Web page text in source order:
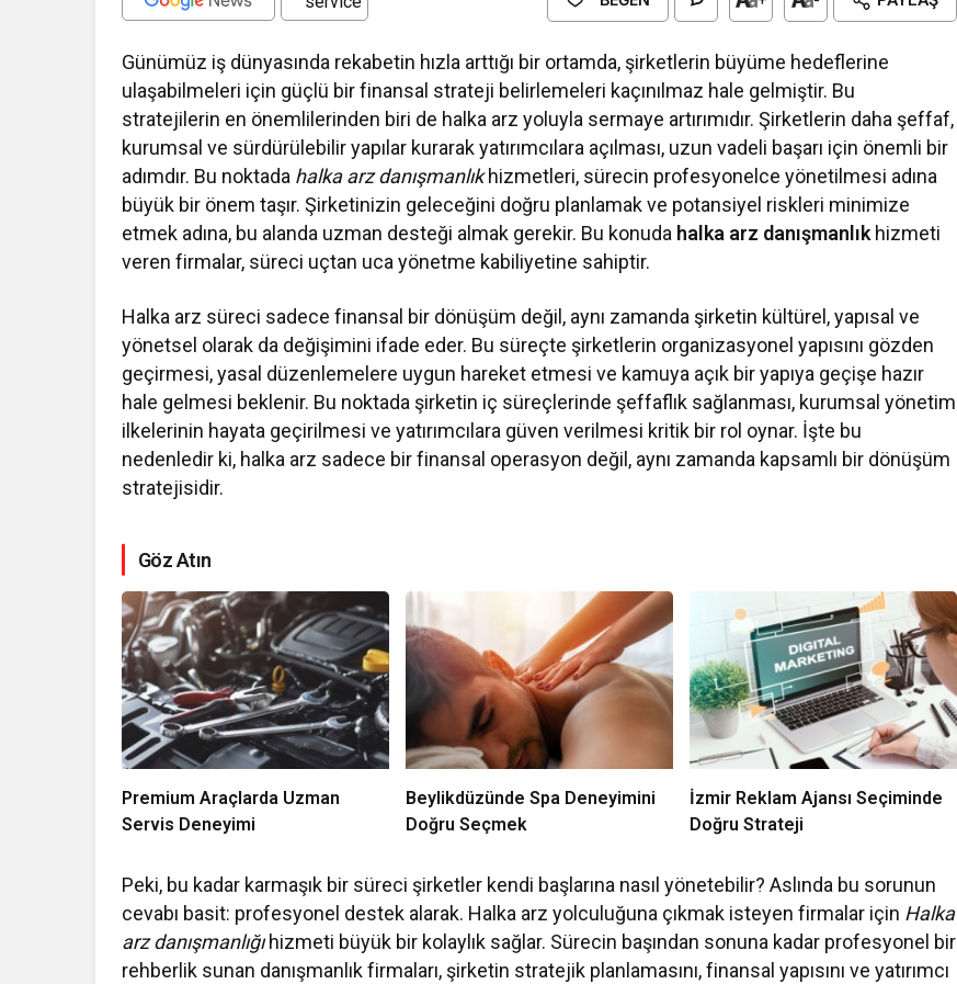
Günümüz iş dünyasında rekabetin hızla arttığı bir ortamda, şirketlerin büyüme hedeflerine
ulaşabilmeleri için güçlü bir finansal strateji belirlemeleri kaçınılmaz hale gelmiştir. Bu
stratejilerin en önemlilerinden biri de halka arz yoluyla sermaye artırımıdır. Şirketlerin daha şeffaf,
kurumsal ve sürdürülebilir yapılar kurarak yatırımcılara açılması, uzun vadeli başarı için önemli bir
adımdır. Bu noktada halka arz danışmanlıkhizmetleri, sürecin profesyonelce yönetilmesi adına
büyük bir önem taşır. Şirketinizin geleceğini doğru planlamak ve potansiyel riskleri minimize
etmek adına, bu alanda uzman desteği almak gerekir. Bu konuda halka arz danışmanlık hizmeti
veren firmalar, süreci uçtan uca yönetme kabiliyetine sahiptir.
Halka arz süreci sadece finansal bir dönüşüm değil, aynı zamanda şirketin kültürel, yapısal ve
yönetsel olarak da değişimini ifade eder. Bu süreçte şirketlerin organizasyonel yapısını gözden
geçirmesi, yasal düzenlemelere uygun hareket etmesi ve kamuya açık bir yapıya geçişe hazır
hale gelmesi beklenir. Bu noktada şirketin iç süreçlerinde şeffaflık sağlanması, kurumsal yönetim
ilkelerinin hayata geçirilmesi ve yatırımcılara güven verilmesi kritik bir rol oynar. İşte bu
nedenledir ki, halka arz sadece bir finansal operasyon değil, aynı zamanda kapsamlı bir dönüşüm
stratejisidir.
Göz Atın
Premium Araçlarda Uzman
Servis Deneyimi
Beylikdüzünde Spa Deneyimini
Doğru Seçmek
İzmir Reklam Ajansı Seçiminde
Doğru Strateji
Peki, bu kadar karmaşık bir süreci şirketler kendi başlarına nasıl yönetebilir? Aslında bu sorunun
cevabı basit: profesyonel destek alarak. Halka arz yolculuğuna çıkmak isteyen firmalar için Halka
arz danışmanlığıhizmeti büyük bir kolaylık sağlar. Sürecin başından sonuna kadar profesyonel bir
rehberlik sunan danışmanlık firmaları, şirketin stratejik planlamasını, finansal yapısını ve yatırımcı